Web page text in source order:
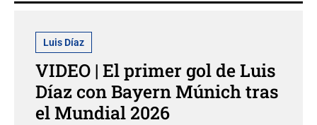
Luis Díaz
VIDEO | El primer gol de Luis
Díaz con Bayern Múnich tras
el Mundial 2026